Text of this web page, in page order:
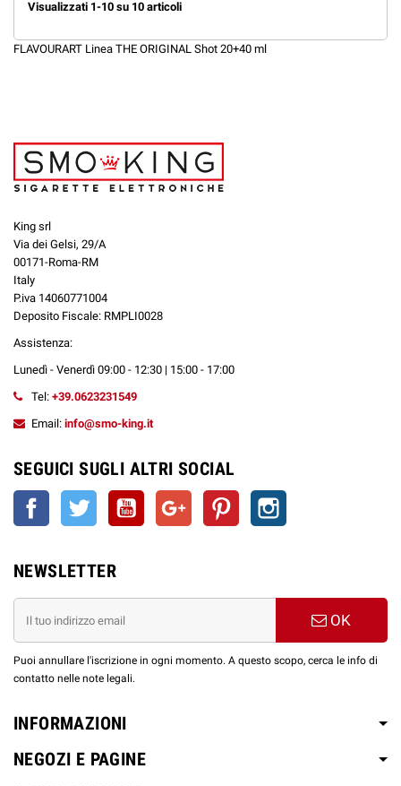
Visualizzati 1-10 su 10 articoli
FLAVOURART Linea THE ORIGINAL Shot 20+40 ml
King srl
Via dei Gelsi, 29/A
00171-Roma-RM
Italy
P.iva 14060771004
Deposito Fiscale: RMPLI0028
Assistenza:
Lunedì - Venerdì 09:00 - 12:30 | 15:00 - 17:00
Tel: +39.0623231549
Email: info@smo-king.it
SEGUICI SUGLI ALTRI SOCIAL
Facebook Twitter YouTube Google+ Pinterest
NEWSLETTER
OK
Puoi annullare l'iscrizione in ogni momento. A questo scopo, cerca le info di
contatto nelle note legali.
INFORMAZIONI
NEGOZI E PAGINE